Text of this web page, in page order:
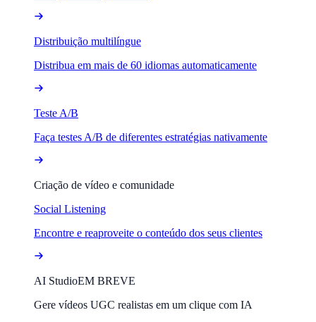
Distribuição multilíngue
Distribua em mais de 60 idiomas automaticamente
Teste A/B
Faça testes A/B de diferentes estratégias nativamente
Criação de vídeo e comunidade
Social Listening
Encontre e reaproveite o conteúdo dos seus clientes
AI StudioEM BREVE
Gere vídeos UGC realistas em um clique com IA